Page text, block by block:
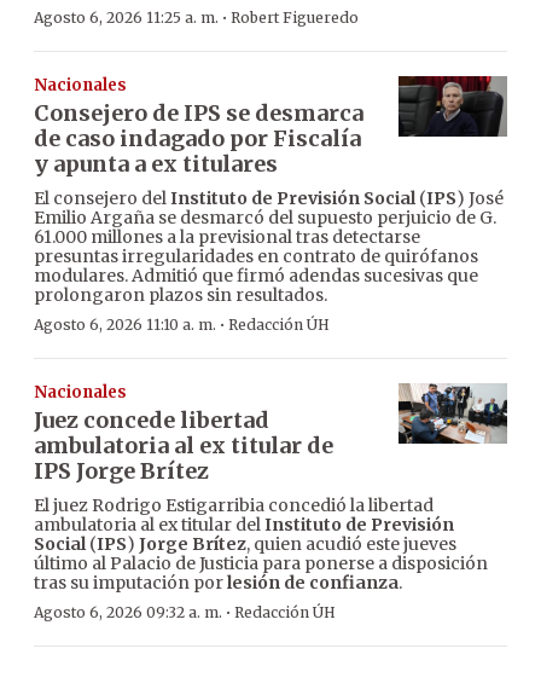
Agosto 6, 2026 11:25 a. m. · Robert Figueredo
Nacionales
Consejero de IPS se desmarca
de caso indagado por Fiscalía
y apunta a ex titulares
El consejero delInstituto de Previsión Social(IPS) José
Emilio Argaña se desmarcó del supuesto perjuicio de G.
61.000 millones a la previsional tras detectarse
presuntas irregularidades en contrato de quirófanos
modulares. Admitió que firmó adendas sucesivas que
prolongaron plazos sin resultados.
Agosto 6, 2026 11:10 a. m. · Redacción ÚH
Nacionales
Juez concede libertad
ambulatoria al ex titular de
IPS Jorge Brítez
El juez Rodrigo Estigarribia concedió la libertad
ambulatoria al ex titular delInstituto de Previsión
Social(IPS) Jorge Brítez, quien acudió este jueves
último al Palacio de Justicia para ponerse a disposición
tras su imputación porlesión de confianza.
Agosto 6, 2026 09:32 a. m. · Redacción ÚH